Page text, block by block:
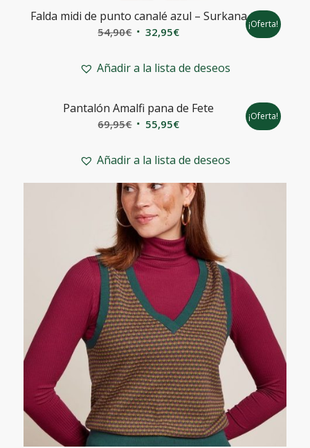
Falda midi de punto canalé azul – Surkana
54,90€ El
original
32,95€El
actual
¡Oferta!
Añadir a la lista de deseos
Pantalón Amalfi pana de Fete
69,95€ El
original
69,95€.
55,95€El
actual
55,95€.
¡Oferta!
Añadir a la lista de deseos